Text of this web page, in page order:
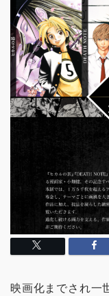
映画化までされ一